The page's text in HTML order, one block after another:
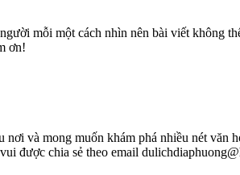
mỗi một cách nhìn nên bài viết không
ơn!
và mong muốn khám phá nhiều nét văn
được chia sẻ theo email